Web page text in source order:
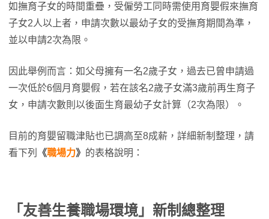
如撫育子女的時間重疊，受僱勞工同時需使用育嬰假來撫育
子女2人以上者，申請次數以最幼子女的受撫育期間為準，
並以申請2次為限。
因此舉例而言：如父母擁有一名2歲子女，過去已曾申請過
一次低於6個月育嬰假，若在該名2歲子女滿3歲前再生育子
女，申請次數則以後面生育最幼子女計算（2次為限）。
目前的育嬰留職津貼也已調高至8成薪，詳細新制整理，請
看下列
《職場力》 的表格說明：
「友善生養職場環境」新制總整理